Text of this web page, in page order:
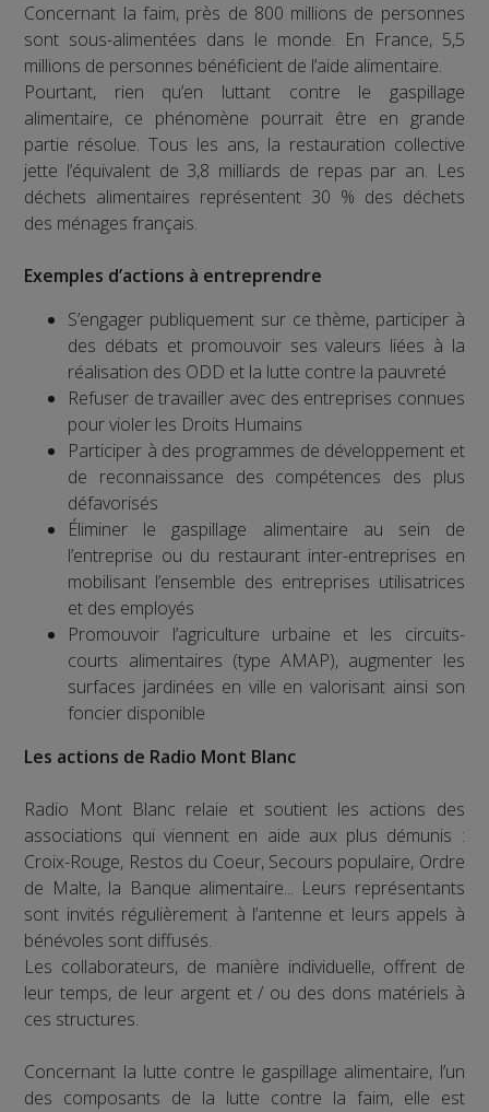
Concernant la faim, près de 800 millions de personnes
sont sous-alimentées dans le monde. En France, 5,5
millions de personnes bénéficient de l’aide alimentaire.
Pourtant, rien qu’en luttant contre le gaspillage
alimentaire, ce phénomène pourrait être en grande
partie résolue. Tous les ans, la restauration collective
jette l’équivalent de 3,8 milliards de repas par an. Les
déchets alimentaires représentent 30 % des déchets
des ménages français.
Exemples d’actions à entreprendre
S’engager publiquement sur ce thème, participer à
des débats et promouvoir ses valeurs liées à la
réalisation des ODD et la lutte contre la pauvreté
Refuser de travailler avec des entreprises connues
pour violer les Droits Humains
Participer à des programmes de développement et
de reconnaissance des compétences des plus
défavorisés
Éliminer le gaspillage alimentaire au sein de
l’entreprise ou du restaurant inter-entreprises en
mobilisant l’ensemble des entreprises utilisatrices
et des employés
Promouvoir l’agriculture urbaine et les circuits-
courts alimentaires (type AMAP), augmenter les
surfaces jardinées en ville en valorisant ainsi son
foncier disponible
Les actions de Radio Mont Blanc
Radio Mont Blanc relaie et soutient les actions des
associations qui viennent en aide aux plus démunis :
Croix-Rouge, Restos du Coeur, Secours populaire, Ordre
de Malte, la Banque alimentaire... Leurs représentants
sont invités régulièrement à l’antenne et leurs appels à
bénévoles sont diffusés.
Les collaborateurs, de manière individuelle, offrent de
leur temps, de leur argent et / ou des dons matériels à
ces structures.
Concernant la lutte contre le gaspillage alimentaire, l’un
des composants de la lutte contre la faim, elle est